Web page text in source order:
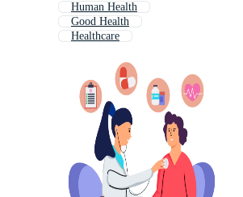
Human Health
Good Health
Healthcare